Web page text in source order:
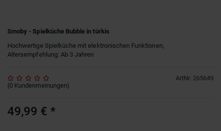
Smoby - Spielküche Bubble in türkis
Hochwertige Spielküche mit elektronischen Funktionen,
Altersempfehlung: Ab 3 Jahren
ArtNr: 265649
(0 Kundenmeinungen)
49,99 € *